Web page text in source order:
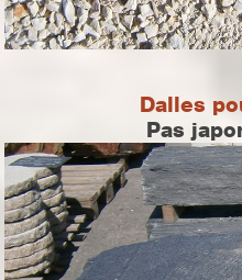
Dalles
Pas